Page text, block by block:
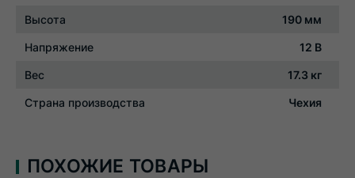
Высота 190 мм
Напряжение 12 В
Вес 17.3 кг
Страна производства Чехия
ПОХОЖИЕ ТОВАРЫ